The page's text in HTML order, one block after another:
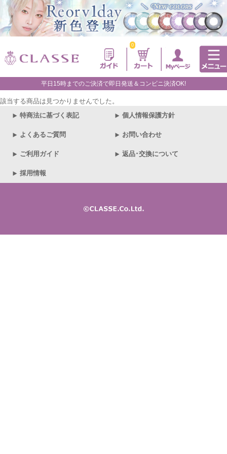
0
平日15時までのご決済で即日発送＆コンビニ決済OK!
該当する商品は見つかりませんでした。
特商法に基づく表記
個人情報保護方針
よくあるご質問 お問い合わせ
ご利用ガイド 返品･交換について
採用情報